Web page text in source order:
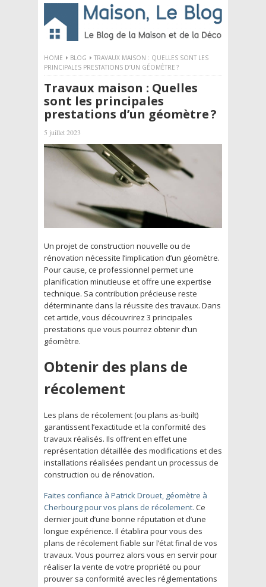
HOME BLOG
TRAVAUX MAISON : QUELLES SONT LES
PRINCIPALES PRESTATIONS D’UN GÉOMÈTRE ?
Travaux maison : Quelles
sont les principales
prestations d’un géomètre ?
5 juillet 2023
Un projet de construction nouvelle ou de
rénovation nécessite l’implication d’un géomètre.
Pour cause, ce professionnel permet une
planification minutieuse et offre une expertise
technique. Sa contribution précieuse reste
déterminante dans la réussite des travaux. Dans
cet article, vous découvrirez 3 principales
prestations que vous pourrez obtenir d’un
géomètre.
Obtenir des plans de
récolement
Les plans de récolement (ou plans as-built)
garantissent l’exactitude et la conformité des
travaux réalisés. Ils offrent en effet une
représentation détaillée des modifications et des
installations réalisées pendant un processus de
construction ou de rénovation.
Faites confiance à Patrick Drouet, géomètre à
Cherbourg pour vos plans de récolement. Ce
dernier jouit d’une bonne réputation et d’une
longue expérience. Il établira pour vous des
plans de récolement fiable sur l’état final de vos
travaux. Vous pourrez alors vous en servir pour
réaliser la vente de votre propriété ou pour
prouver sa conformité avec les réglementations